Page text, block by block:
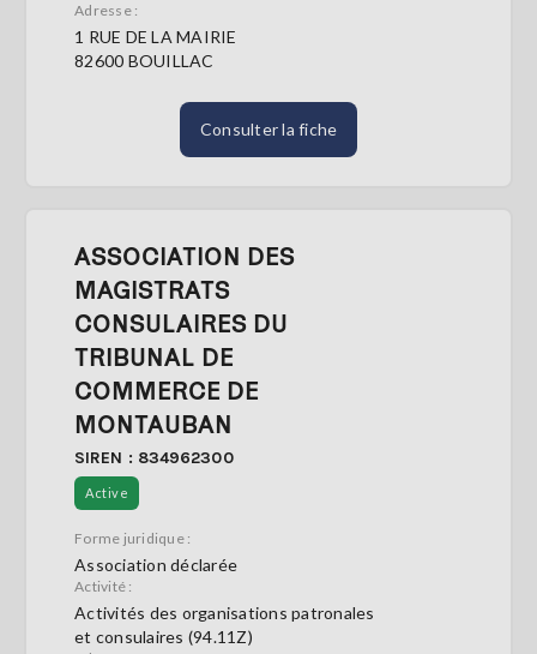
Adresse :
1 RUE DE LA MAIRIE
82600 BOUILLAC
Consulter la fiche
ASSOCIATION DES
MAGISTRATS
CONSULAIRES DU
TRIBUNAL DE
COMMERCE DE
MONTAUBAN
SIREN : 834962300
Active
Forme juridique :
Association déclarée
Activité :
Activités des organisations patronales
et consulaires (94.11Z)